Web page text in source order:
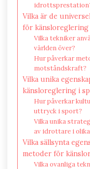
Vilka är de
för
Vilka tekniker
världen över?
Hur påverkar
motståndskraft?
Vilka unika
känsloreglering i
Hur påverkar
uttryck i sport?
Vilka unika
av idrottare i
Vilka sällsynta
metoder för
Vilka ovanliga